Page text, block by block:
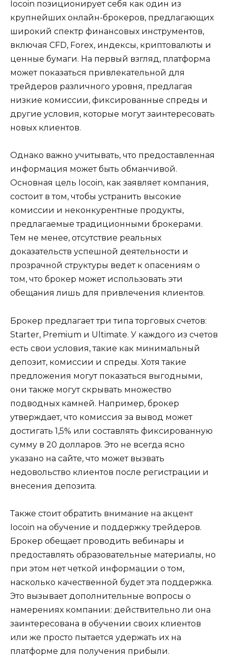
Iocoin позиционирует себя как один из
крупнейших онлайн-брокеров, предлагающих
широкий спектр финансовых инструментов,
включая CFD, Forex, индексы, криптовалюты и
ценные бумаги. На первый взгляд, платформа
может показаться привлекательной для
трейдеров различного уровня, предлагая
низкие комиссии, фиксированные спреды и
другие условия, которые могут заинтересовать
новых клиентов.
Однако важно учитывать, что предоставленная
информация может быть обманчивой.
Основная цель Iocoin, как заявляет компания,
состоит в том, чтобы устранить высокие
комиссии и неконкурентные продукты,
предлагаемые традиционными брокерами.
Тем не менее, отсутствие реальных
доказательств успешной деятельности и
прозрачной структуры ведет к опасениям о
том, что брокер может использовать эти
обещания лишь для привлечения клиентов.
Брокер предлагает три типа торговых счетов:
Starter, Premium и Ultimate. У каждого из счетов
есть свои условия, такие как минимальный
депозит, комиссии и спреды. Хотя такие
предложения могут показаться выгодными,
они также могут скрывать множество
подводных камней. Например, брокер
утверждает, что комиссия за вывод может
достигать 1,5% или составлять фиксированную
сумму в 20 долларов. Это не всегда ясно
указано на сайте, что может вызвать
недовольство клиентов после регистрации и
внесения депозита.
Также стоит обратить внимание на акцент
Iocoin на обучение и поддержку трейдеров.
Брокер обещает проводить вебинары и
предоставлять образовательные материалы, но
при этом нет четкой информации о том,
насколько качественной будет эта поддержка.
Это вызывает дополнительные вопросы о
намерениях компании: действительно ли она
заинтересована в обучении своих клиентов
или же просто пытается удержать их на
платформе для получения прибыли.